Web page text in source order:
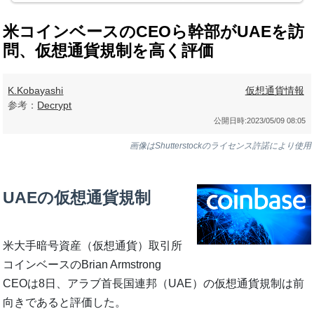
米コインベースのCEOら幹部がUAEを訪
問、仮想通貨規制を高く評価
K.Kobayashi
参考： Decrypt
仮想通貨情報
公開日時:2023/05/09 08:05
画像はShutterstockのライセンス許諾により使用
UAEの仮想通貨規制
米大手暗号資産（仮想通貨）取引所
コインベースのBrian Armstrong
CEOは8日、アラブ首長国連邦（UAE）の仮想通貨規制は前
向きであると評価した。